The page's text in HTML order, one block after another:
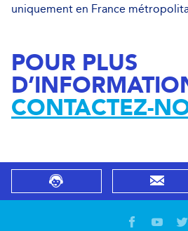
uniquement en France
POUR PLUS
CONTACTEZ-